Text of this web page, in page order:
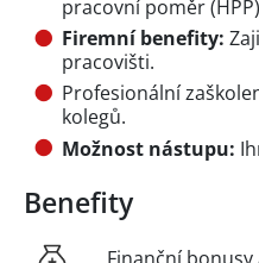
pracovní poměr
Firemní benefity:
pracovišti.
Profesionální
kolegů.
Možnost nástupu:
Benefity